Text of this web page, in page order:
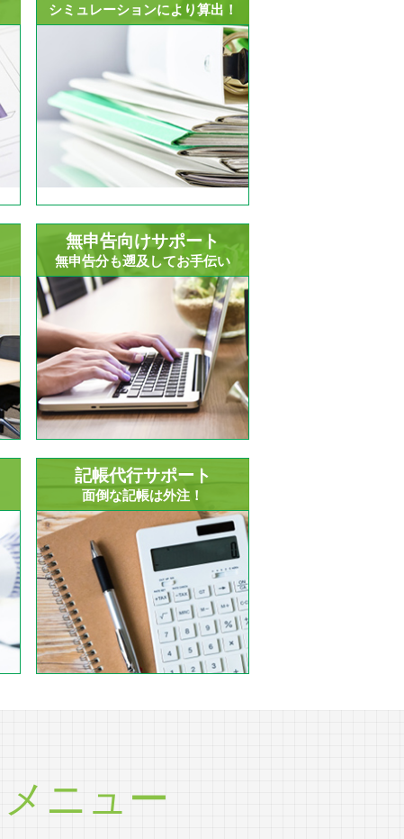
シミュレーションにより算出！
無申告向けサポート
無申告分も遡及してお手伝い
記帳代行サポート
面倒な記帳は外注！
メニュー